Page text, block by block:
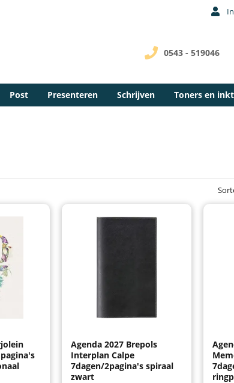
0543 - 519046
Post Presenteren Schrijven Toners en inkt
Agenda 2027 Brepols
Interplan Calpe
7dagen/2pagina's spiraal
zwart